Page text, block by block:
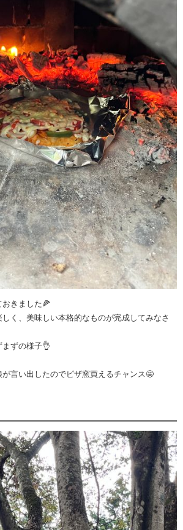
おきました🍕
く、美味しい本格的なものが完成してみなさ
ずの様子👌
言い出したのでピザ窯買えるチャンス🤩